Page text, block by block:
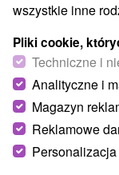
WSZYSTKO
TIP
wszystkie inne
Pliki cookie,
Techniczne i
Analityczne i
Magazyn
Reklamowe